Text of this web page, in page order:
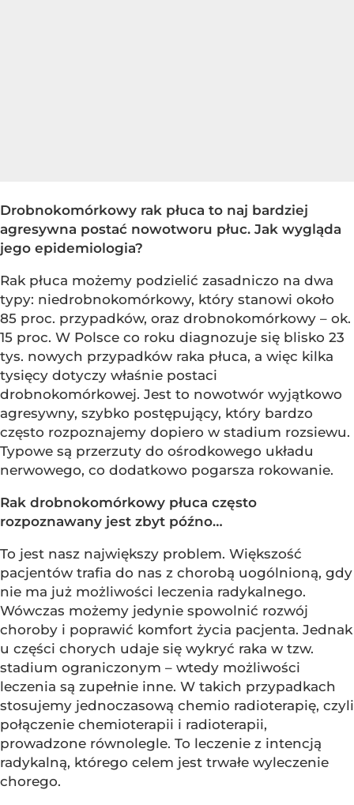
Drobnokomórkowy rak płuca to naj bardziej
agresywna postać nowotworu płuc. Jak wygląda
jego epidemiologia?
Rak płuca możemy podzielić zasadniczo na dwa
typy: niedrobnokomórkowy, który stanowi około
85 proc. przypadków, oraz drobnokomórkowy – ok.
15 proc. W Polsce co roku diagnozuje się blisko 23
tys. nowych przypadków raka płuca, a więc kilka
tysięcy dotyczy właśnie postaci
drobnokomórkowej. Jest to nowotwór wyjątkowo
agresywny, szybko postępujący, który bardzo
często rozpoznajemy dopiero w stadium rozsiewu.
Typowe są przerzuty do ośrodkowego układu
nerwowego, co dodatkowo pogarsza rokowanie.
Rak drobnokomórkowy płuca często
rozpoznawany jest zbyt późno…
To jest nasz największy problem. Większość
pacjentów trafia do nas z chorobą uogólnioną, gdy
nie ma już możliwości leczenia radykalnego.
Wówczas możemy jedynie spowolnić rozwój
choroby i poprawić komfort życia pacjenta. Jednak
u części chorych udaje się wykryć raka w tzw.
stadium ograniczonym – wtedy możliwości
leczenia są zupełnie inne. W takich przypadkach
stosujemy jednoczasową chemio radioterapię, czyli
połączenie chemioterapii i radioterapii,
prowadzone równolegle. To leczenie z intencją
radykalną, którego celem jest trwałe wyleczenie
chorego.